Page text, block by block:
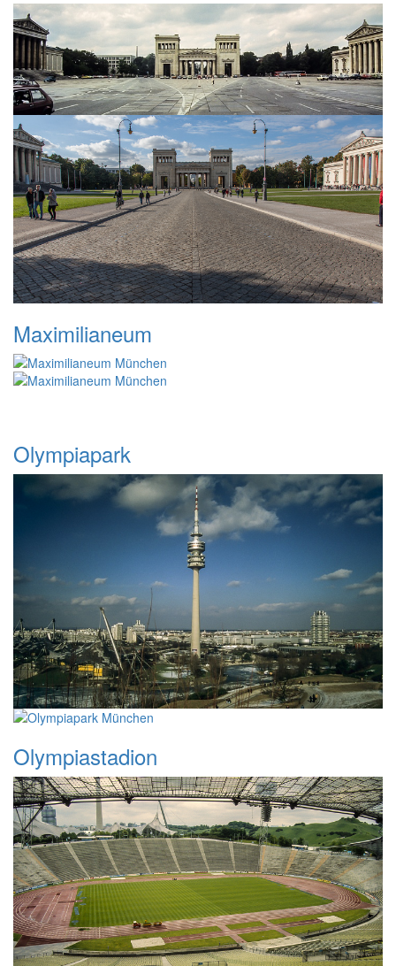
Maximilianeum
Olympiapark
Olympiastadion